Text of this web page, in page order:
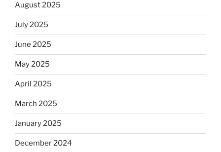
August 2025
July 2025
June 2025
May 2025
April 2025
March 2025
January 2025
December 2024